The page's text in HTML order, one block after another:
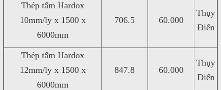
Thép tấm Hardox
10mm/ly x 1500 x
6000mm
706.5 60.000
Thụy
Điển
Thép tấm Hardox
12mm/ly x 1500 x
6000mm
847.8 60.000
Thụy
Điển